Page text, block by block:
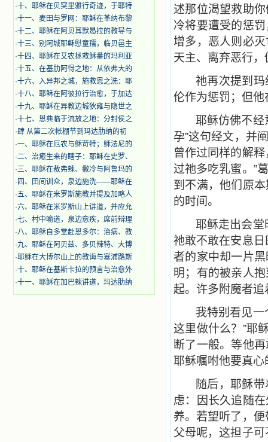
·十、耶稣在贝突里雅行奇迹，于耶特
·十一、麦田与罗网：耶稣在革纳布黎
·十二、耶稣在阿贝耳默曷拉的教导与
·十三、别阿城耶稣慰童孺，临贝邑主
·十四、耶稣在艾农拯救稣番的玛利亚
·十五、在基肋阿得之地：从依弗大的
·十六、入异邦之城，施救恩之洗：耶
·十八、耶稣在阿彼拉行治愈，于加达
·十九、耶稣在异教边城狄雍与隐世之
·十七、恩典临于流放之地：分封侯之
·肆 从第二次帐棚节到玛达肋纳的初
·一、耶稣在厄农与稣苛特；稣法尼的
·二、治癒生来的瞎子：耶稣在史罗、
·三、耶稣在敖弗辣、撒冷与阿鲁玛的
· 四、田间训众，泉边施洗——耶稣在
·五、耶稣在米罗斯施教并提及加略人
·六、耶稣在米罗斯山上讲道，并应允
·七、村中喻道，泉边愈疾，席前辩理
·八、耶稣自多堂赴恩多尔：治病、教
·九、耶稣在阿贝兹、多贝辣特、大博
·耶稣在大博尔山上的教诲与塞浦路斯
·十、耶稣在基斯卡拉的预言与治愈外
·十一、耶稣在加巴辣讲道，玛达肋纳
述那位渴望救助
冷将要遭受的惩
增多，恶人则必
天主、离弃恶行
祂再次提到
伦作为惩罚；但
耶稣仿佛不经
孕”这句经文，并
曾作过同样的解
过祂多吃乳蜜。”
到不满，他们原
的时间。
耶稣走出会堂
祂敢不敢在安息
者的家中却一片
明；有的被亲人
起。许多附魔者
我特别看见一
这里做什么？”耶
断了一般。等他
耶稣嘱咐他要真
随后，耶稣
虑：因长久追随
养。若望听了，
父母呢，这担子